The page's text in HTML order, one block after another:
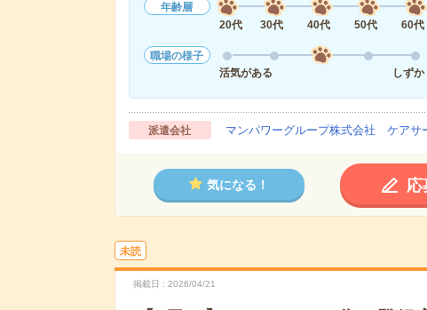
年齢層
20代
30代 40代 50代 60代
職場の様子
活気がある
しずか
派遣会社 マンパワーグループ株式会社 ケアサ
気になる！ 応
未読
掲載日 2026/04/21